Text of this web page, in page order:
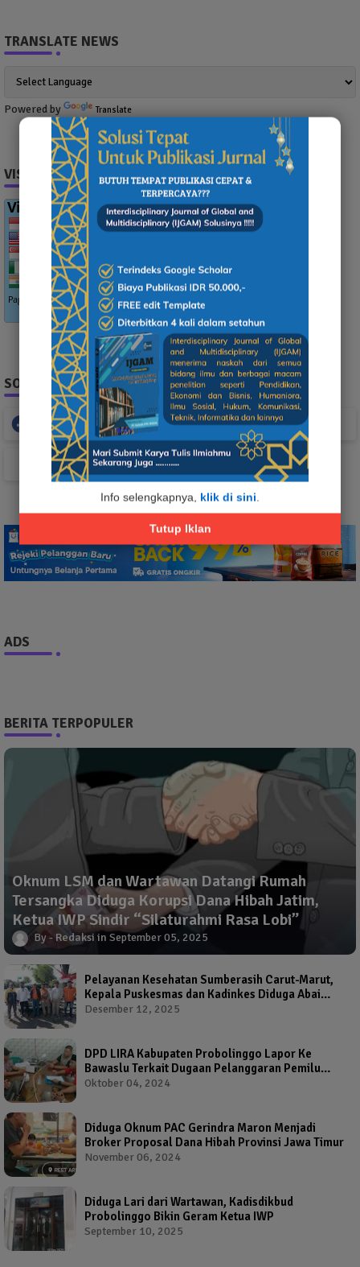
Info selengkapnya, klik di sini
Tutup Iklan
TRANSLATE NEWS
Powered by Translate
VISITOR
SOCIAL PLUGIN
Facebook Whatsapp
TikTok
ADS
BERITA TERPOPULER
Oknum LSM dan Wartawan Datangi Rumah
Tersangka Diduga Korupsi Dana Hibah Jatim,
Ketua IWP Sindir “Silaturahmi Rasa Lobi”
Redaksi September 05, 2025
Pelayanan Kesehatan Sumberasih Carut-Marut,
Kepala Puskesmas dan Kadinkes Diduga Abai
Warga Jadi Korban
Desember 12, 2025
DPD LIRA Kabupaten Probolinggo Lapor Ke
Bawaslu Terkait Dugaan Pelanggaran Pemilu
Oleh Salah Satu Calon Wakil Bupati Probolinggo
Oktober 04, 2024
Diduga Oknum PAC Gerindra Maron Menjadi
Broker Proposal Dana Hibah Provinsi Jawa Timur
November 06, 2024
Diduga Lari dari Wartawan, Kadisdikbud
Probolinggo Bikin Geram Ketua IWP
September 10, 2025